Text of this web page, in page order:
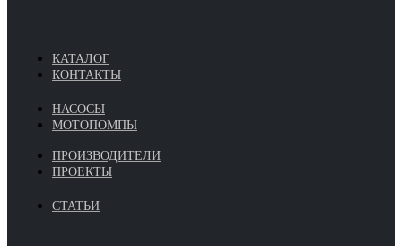
КАТАЛОГ
КОНТАКТЫ
НАСОСЫ
МОТОПОМПЫ
ПРОИЗВОДИТЕЛИ
ПРОЕКТЫ
СТАТЬИ